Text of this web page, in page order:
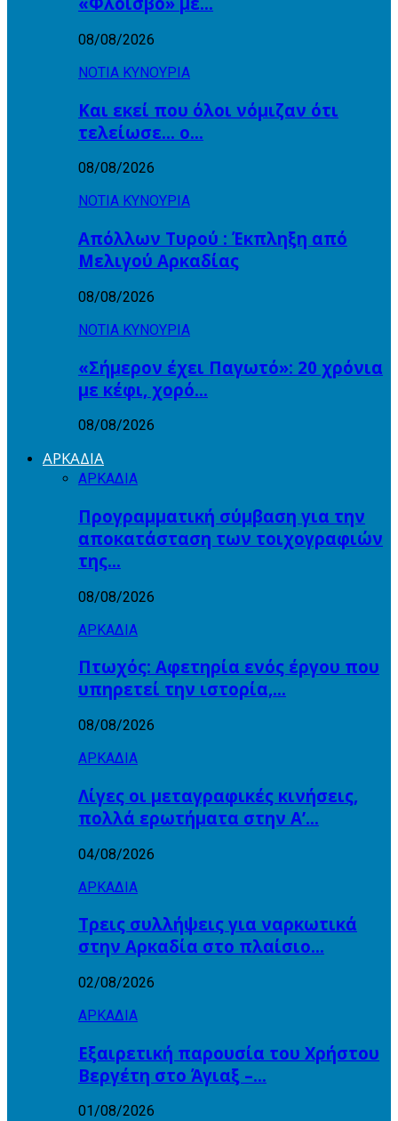
08/08/2026
ΝΟΤΙΑ ΚΥΝΟΥΡΙΑ
Και εκεί που όλοι νόμιζαν ότι
τελείωσε… ο…
08/08/2026
ΝΟΤΙΑ ΚΥΝΟΥΡΙΑ
Απόλλων Τυρού : Έκπληξη από
Μελιγού Αρκαδίας
08/08/2026
ΝΟΤΙΑ ΚΥΝΟΥΡΙΑ
«Σήμερον έχει Παγωτό»: 20 χρόνια
με κέφι, χορό…
08/08/2026
ΑΡΚΑΔΙΑ
ΑΡΚΑΔΙΑ
Προγραμματική σύμβαση για την
αποκατάσταση των τοιχογραφιών
της…
08/08/2026
ΑΡΚΑΔΙΑ
Πτωχός: Αφετηρία ενός έργου που
υπηρετεί την ιστορία,…
08/08/2026
ΑΡΚΑΔΙΑ
Λίγες οι μεταγραφικές κινήσεις,
πολλά ερωτήματα στην Α’…
04/08/2026
ΑΡΚΑΔΙΑ
Τρεις συλλήψεις για ναρκωτικά
στην Αρκαδία στο πλαίσιο…
02/08/2026
ΑΡΚΑΔΙΑ
Εξαιρετική παρουσία του Χρήστου
Βεργέτη στο Άγιαξ –…
01/08/2026